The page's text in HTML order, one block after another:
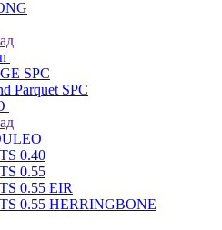
SPC
Parquet SPC
0.40
0.55
0.55 EIR
0.55 HERRINGBONE